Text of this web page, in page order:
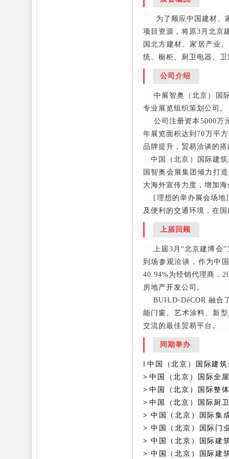
为了顺应中国建材、家
项目资源，将原3月北京
国北方建材、家居产业
统、橱柜、厨卫电器、
公司介绍
中展智奥（北京）国际
专业展览组织策划公司。
公司注册资本5000万
年展览面积达到70万平
品牌提升，贸易洽谈的
中国（北京）国际建筑
国智奥会展集团倾力打
大海外宣传力度，增加
[理想的举办展会场地]
及便利的交通环境，在
上届回顾
上届3月“北京建博会”
到场参观洽谈，作为中
40.94%为经销代理商，
房地产开发公司。
BUILD-DéCOR 融合了
能门窗、艺术涂料、新
交流的最佳贸易平台。
同期举办
l 中国（北京）国际建
> 中国（北京）国际全
> 中国（北京）国际整
> 中国（北京）国际厨
> 中国（北京）国际集
> 中国（北京）国际门
> 中国（北京）国际建
> 中国（北京）国际建